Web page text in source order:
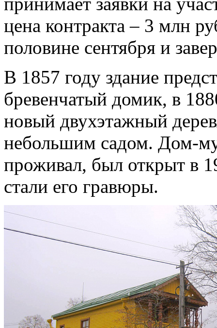
цена контракта – 3 млн
половине сентября и
В 1857 году здание
бревенчатый домик, в
новый двухэтажный
небольшим садом. Дом-
проживал, был открыт в
стали его гравюры.